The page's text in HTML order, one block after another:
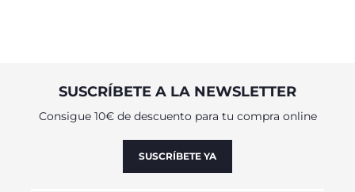
SUSCRÍBETE A LA NEWSLETTER
Consigue 10€ de descuento para tu compra online
SUSCRÍBETE YA